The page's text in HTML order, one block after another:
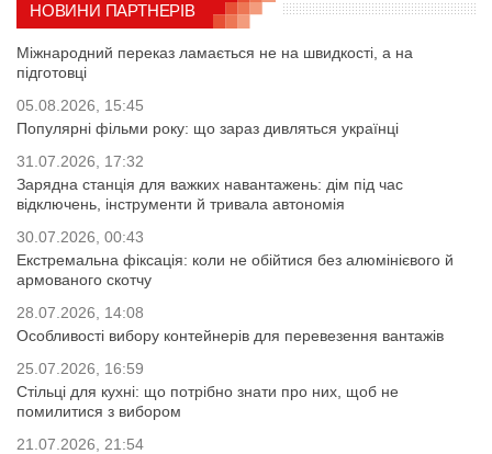
НОВИНИ ПАРТНЕРІВ
Міжнародний переказ ламається не на швидкості, а на
підготовці
05.08.2026, 15:45
Популярні фільми року: що зараз дивляться українці
31.07.2026, 17:32
Зарядна станція для важких навантажень: дім під час
відключень, інструменти й тривала автономія
30.07.2026, 00:43
Екстремальна фіксація: коли не обійтися без алюмінієвого й
армованого скотчу
28.07.2026, 14:08
Особливості вибору контейнерів для перевезення вантажів
25.07.2026, 16:59
Стільці для кухні: що потрібно знати про них, щоб не
помилитися з вибором
21.07.2026, 21:54